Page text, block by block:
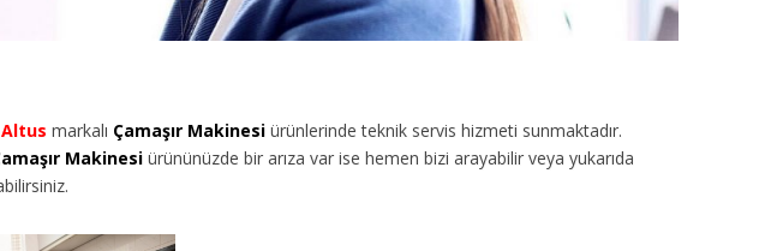
Altus markalı Çamaşır Makinesi ürünlerinde teknik servis hizmeti sunmaktadır.
Makinesi ürününüzde bir arıza var ise hemen bizi arayabilir veya yukarıda